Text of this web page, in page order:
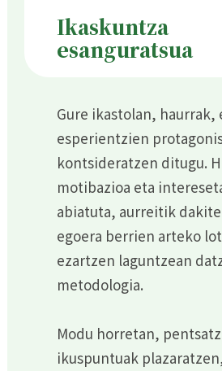
Ikaskuntza
esanguratsua
Gure ikastolan, haurrak,
esperientzien
kontsideratzen ditugu.
motibazioa eta
abiatuta, aurreitik
egoera berrien arteko
ezartzen laguntzean
metodologia.
Modu horretan,
ikuspuntuak